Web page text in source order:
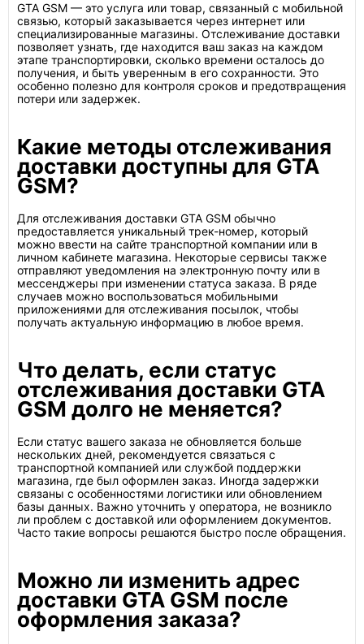
GTA GSM — это услуга или товар, связанный с мобильной
связью, который заказывается через интернет или
специализированные магазины. Отслеживание доставки
позволяет узнать, где находится ваш заказ на каждом
этапе транспортировки, сколько времени осталось до
получения, и быть уверенным в его сохранности. Это
особенно полезно для контроля сроков и предотвращения
потери или задержек.
Какие методы отслеживания
доставки доступны для GTA
GSM?
Для отслеживания доставки GTA GSM обычно
предоставляется уникальный трек-номер, который
можно ввести на сайте транспортной компании или в
личном кабинете магазина. Некоторые сервисы также
отправляют уведомления на электронную почту или в
мессенджеры при изменении статуса заказа. В ряде
случаев можно воспользоваться мобильными
приложениями для отслеживания посылок, чтобы
получать актуальную информацию в любое время.
Что делать, если статус
отслеживания доставки GTA
GSM долго не меняется?
Если статус вашего заказа не обновляется больше
нескольких дней, рекомендуется связаться с
транспортной компанией или службой поддержки
магазина, где был оформлен заказ. Иногда задержки
связаны с особенностями логистики или обновлением
базы данных. Важно уточнить у оператора, не возникло
ли проблем с доставкой или оформлением документов.
Часто такие вопросы решаются быстро после обращения.
Можно ли изменить адрес
доставки GTA GSM после
оформления заказа?